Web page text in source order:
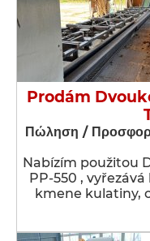
Prodám
Πώληση /
Nabízím použitou
PP-550 ,
kmene kulatiny,